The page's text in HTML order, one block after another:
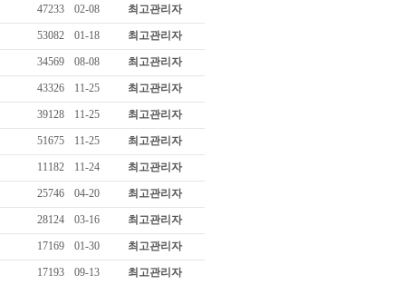
47233 02-08 최고관리자
53082 01-18 최고관리자
34569 08-08 최고관리자
43326 11-25 최고관리자
39128 11-25 최고관리자
51675 11-25 최고관리자
11182 11-24 최고관리자
25746 04-20 최고관리자
28124 03-16 최고관리자
17169 01-30 최고관리자
17193 09-13 최고관리자